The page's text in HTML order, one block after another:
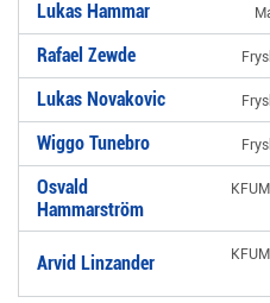
Lukas Hammar
Rafael Zewde
Lukas Novakovic
Wiggo Tunebro
Osvald
Hammarström
Arvid Linzander